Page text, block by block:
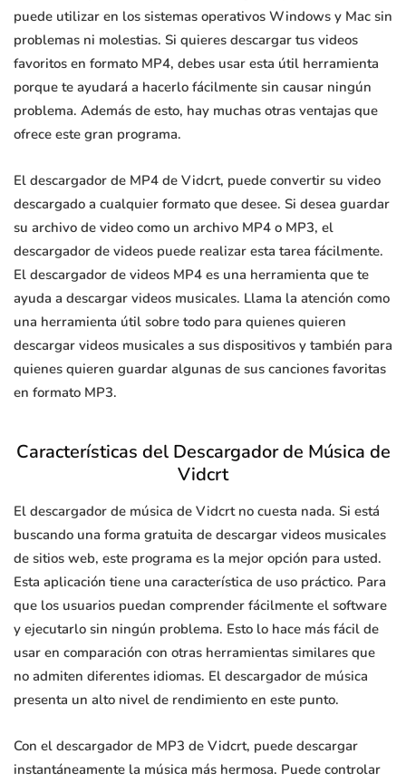
puede utilizar en los sistemas operativos Windows y Mac sin
problemas ni molestias. Si quieres descargar tus videos
favoritos en formato MP4, debes usar esta útil herramienta
porque te ayudará a hacerlo fácilmente sin causar ningún
problema. Además de esto, hay muchas otras ventajas que
ofrece este gran programa.
El descargador de MP4 de Vidcrt, puede convertir su video
descargado a cualquier formato que desee. Si desea guardar
su archivo de video como un archivo MP4 o MP3, el
descargador de videos puede realizar esta tarea fácilmente.
El descargador de videos MP4 es una herramienta que te
ayuda a descargar videos musicales. Llama la atención como
una herramienta útil sobre todo para quienes quieren
descargar videos musicales a sus dispositivos y también para
quienes quieren guardar algunas de sus canciones favoritas
en formato MP3.
Características del Descargador de Música de
Vidcrt
El descargador de música de Vidcrt no cuesta nada. Si está
buscando una forma gratuita de descargar videos musicales
de sitios web, este programa es la mejor opción para usted.
Esta aplicación tiene una característica de uso práctico. Para
que los usuarios puedan comprender fácilmente el software
y ejecutarlo sin ningún problema. Esto lo hace más fácil de
usar en comparación con otras herramientas similares que
no admiten diferentes idiomas. El descargador de música
presenta un alto nivel de rendimiento en este punto.
Con el descargador de MP3 de Vidcrt, puede descargar
instantáneamente la música más hermosa. Puede controlar